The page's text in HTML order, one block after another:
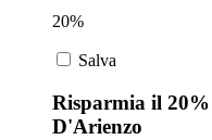
20%
Salva
Risparmia il
D'Arienzo